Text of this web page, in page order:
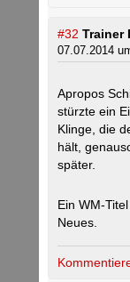
#32 Trainer
07.07.2014
Apropos
stürzte ein
Klinge, die
hält,
später.
Ein WM-
Neues.